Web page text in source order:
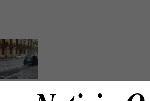
Valsessera. VIDEO